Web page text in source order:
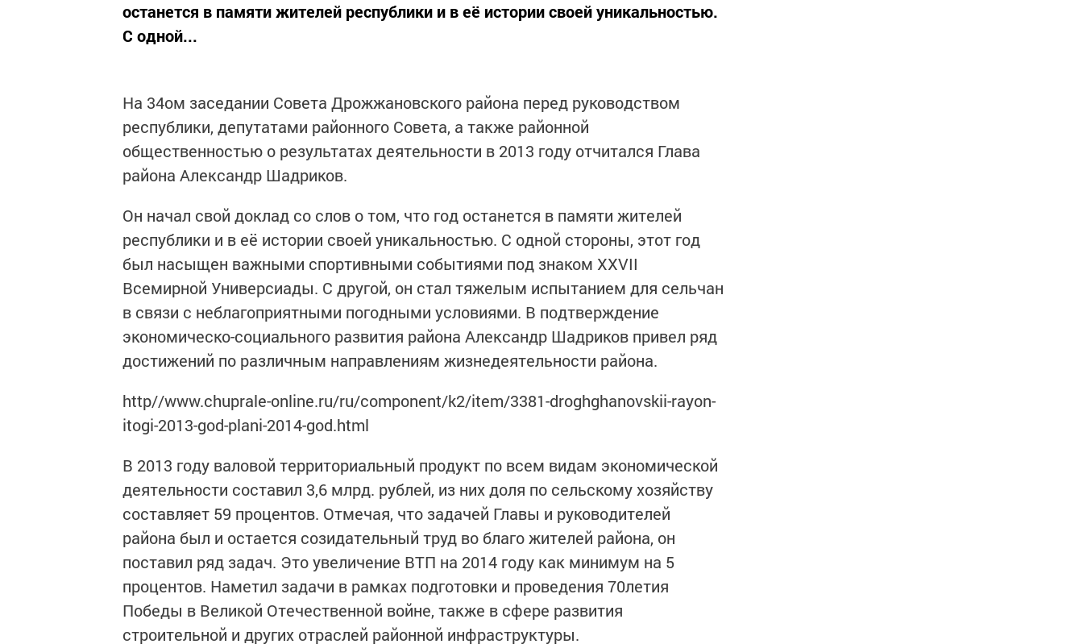
останется в памяти жителей республики и в её истории своей уникальностью.
С одной...
На 34ом заседании Совета Дрожжановского района перед руководством
республики, депутатами районного Совета, а также районной
общественностью о результатах деятельности в 2013 году отчитался Глава
района Александр Шадриков.
Он начал свой доклад со слов о том, что год останется в памяти жителей
республики и в её истории своей уникальностью. С одной стороны, этот год
был насыщен важными спортивными событиями под знаком XXVII
Всемирной Универсиады. С другой, он стал тяжелым испытанием для сельчан
в связи с неблагоприятными погодными условиями. В подтверждение
экономическо-социального развития района Александр Шадриков привел ряд
достижений по различным направлениям жизнедеятельности района.
http//www.chuprale-online.ru/ru/component/k2/item/3381-droghghanovskii-rayon-
itogi-2013-god-plani-2014-god.html
В 2013 году валовой территориальный продукт по всем видам экономической
деятельности составил 3,6 млрд. рублей, из них доля по сельскому хозяйству
составляет 59 процентов. Отмечая, что задачей Главы и руководителей
района был и остается созидательный труд во благо жителей района, он
поставил ряд задач. Это увеличение ВТП на 2014 году как минимум на 5
процентов. Наметил задачи в рамках подготовки и проведения 70летия
Победы в Великой Отечественной войне, также в сфере развития
строительной и других отраслей районной инфраструктуры.